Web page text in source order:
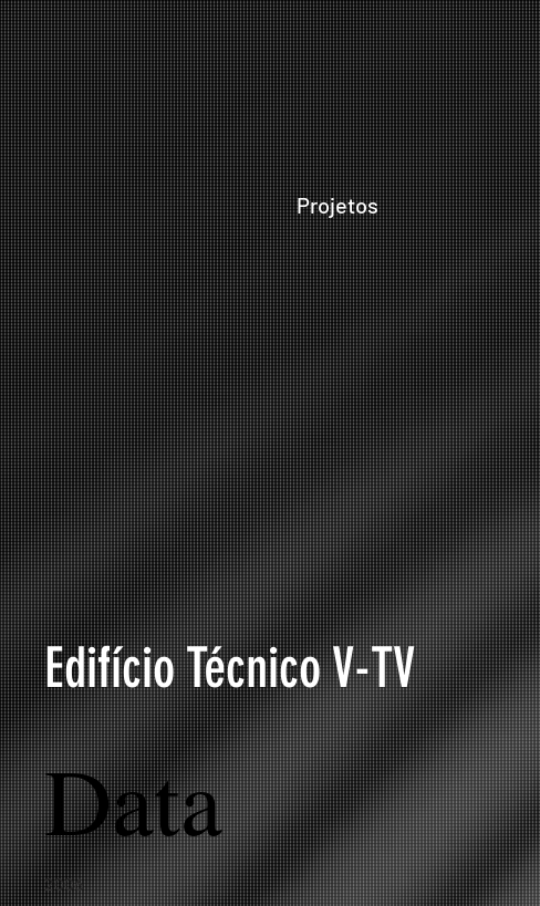
Projetos
Edifício Técnico V-TV
Data
2006